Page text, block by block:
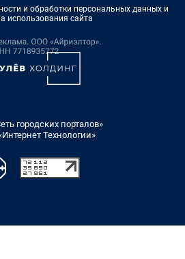
и обработки персональных данных и
использования сайта
городских порталов»
Технологии»